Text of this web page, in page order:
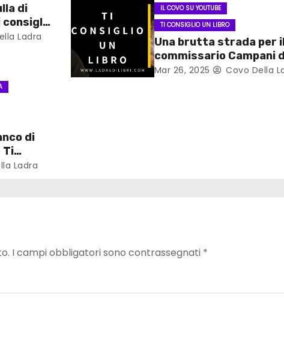
di
Ladra
IL COVO SU YOUTUBE
TI CONSIGLIO UN LIBRO
Una brutta strada per
commissario Campani
Luca Ongaro
Mar 26, 2025 Covo Della
di
Ti
Ladra
I campi obbligatori sono contrassegnati *